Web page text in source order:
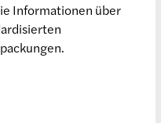
Informationen über